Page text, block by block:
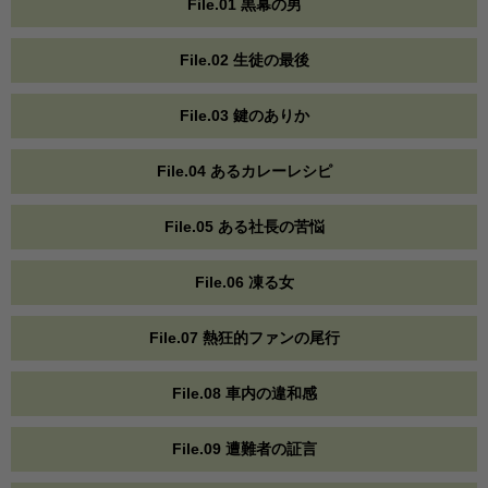
File.01 黒幕の男
File.02 生徒の最後
File.03 鍵のありか
File.04 あるカレーレシピ
File.05 ある社長の苦悩
File.06 凍る女
File.07 熱狂的ファンの尾行
File.08 車内の違和感
File.09 遭難者の証言